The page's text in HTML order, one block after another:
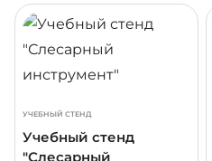
УЧЕБНЫЙ СТЕНД
Учебный стенд
"Слесарный